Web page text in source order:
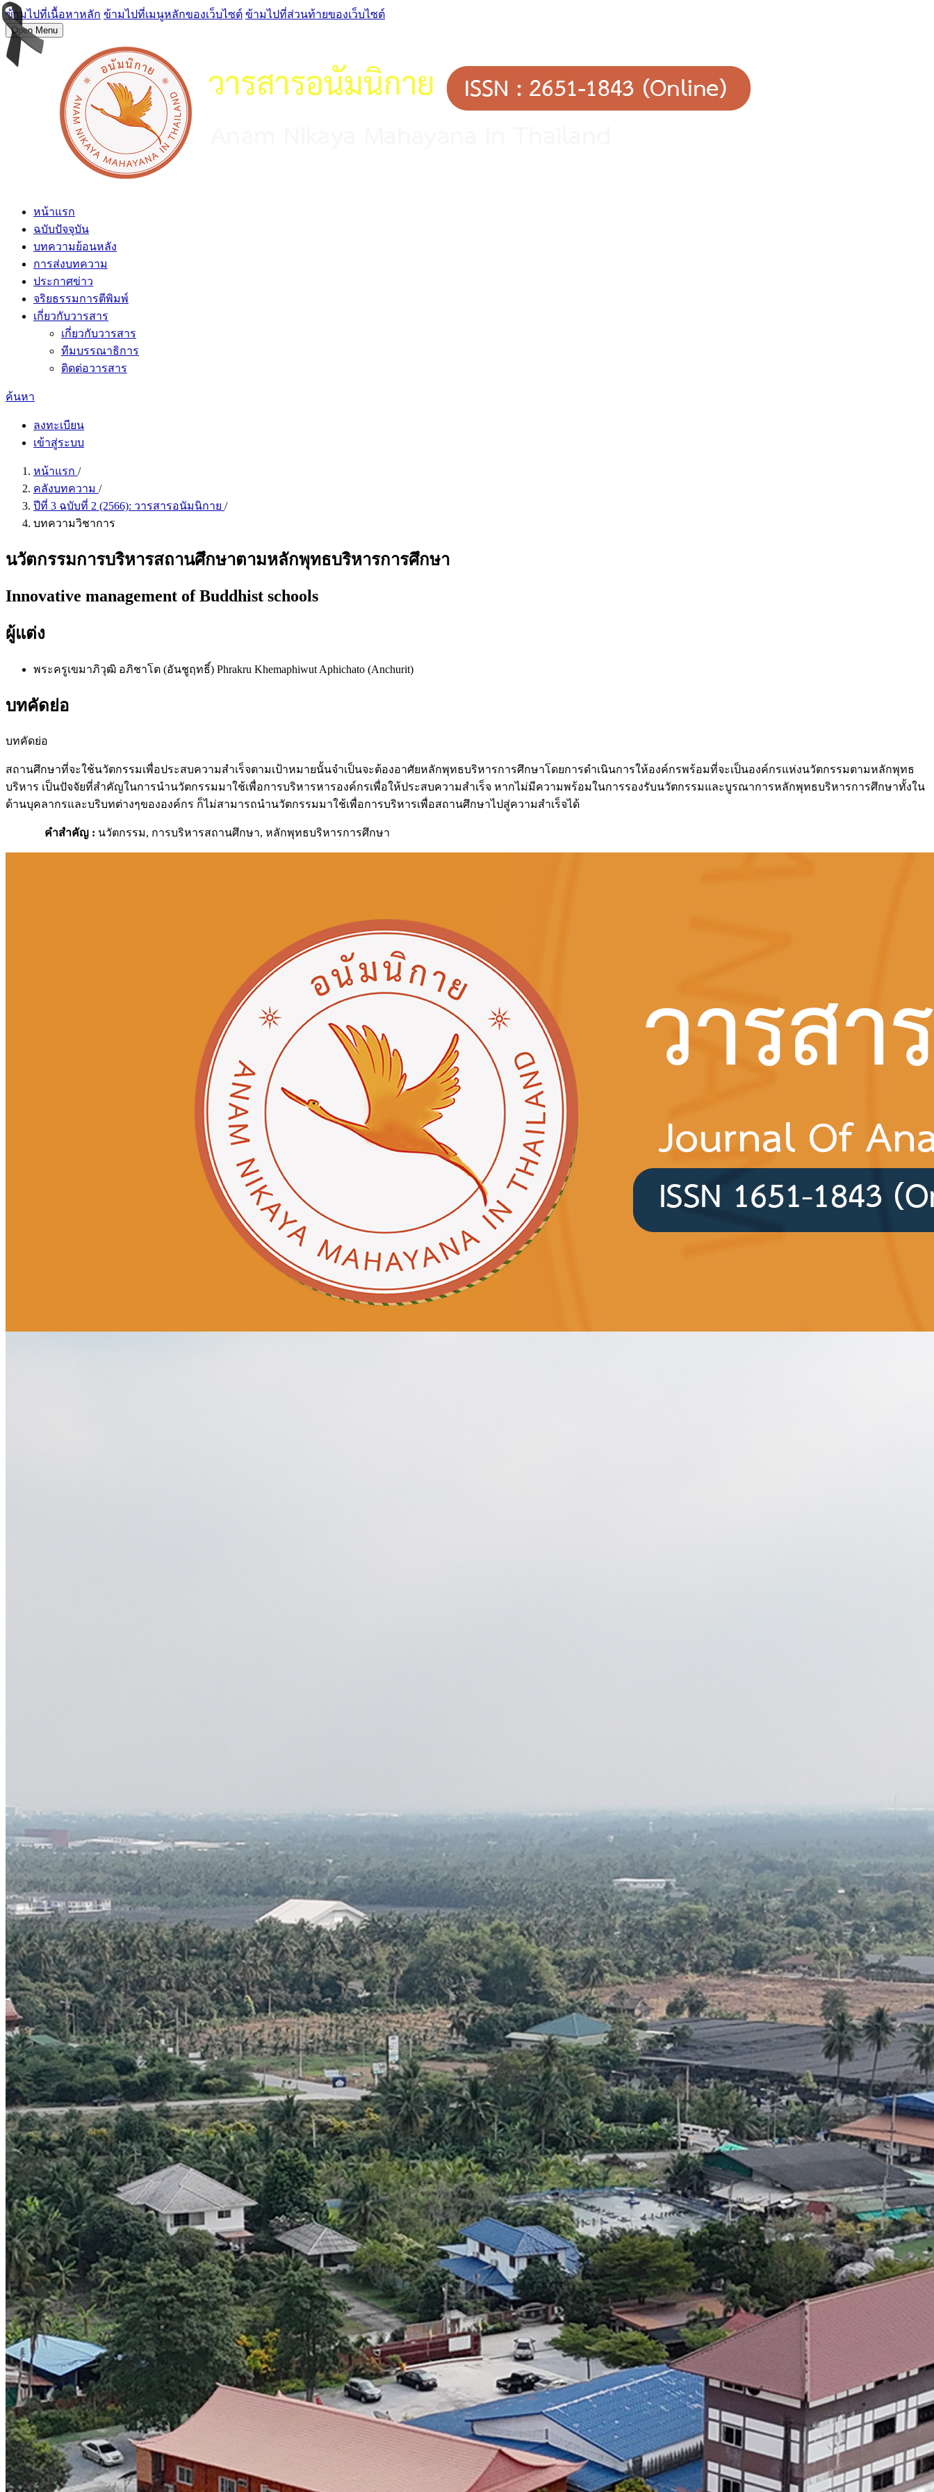
ข้ามไปที่เนื้อหาหลัก ข้ามไปที่เมนูหลักของเว็บไซต์ ข้ามไปที่ส่วนท้ายของเว็บไซต์
Open Menu
หน้าแรก
ฉบับปัจจุบัน
บทความย้อนหลัง
การส่งบทความ
ประกาศข่าว
จริยธรรมการตีพิมพ์
เกี่ยวกับวารสาร
เกี่ยวกับวารสาร
ทีมบรรณาธิการ
ติดต่อวารสาร
ค้นหา
ลงทะเบียน
เข้าสู่ระบบ
หน้าแรก /
คลังบทความ /
ปีที่ 3 ฉบับที่ 2 (2566): วารสารอนัมนิกาย /
บทความวิชาการ
นวัตกรรมการบริหารสถานศึกษาตามหลักพุทธบริหารการศึกษา
Innovative management of Buddhist schools
ผู้แต่ง
พระครูเขมาภิวุฒิ อภิชาโต (อันชูฤทธิ์) Phrakru Khemaphiwut Aphichato (Anchurit)
บทคัดย่อ
บทคัดย่อ
สถานศึกษาที่จะใช้นวัตกรรมเพื่อประสบความสำเร็จตามเป้าหมายนั้นจำเป็นจะต้องอาศัยหลักพุทธบริหารการศึกษาโดยการดำเนินการให้องค์กรพร้อมที่จะเป็นองค์กรแห่งนวัตกรรมตามหลักพุทธ
บริหาร เป็นปัจจัยที่สำคัญในการนำนวัตกรรมมาใช้เพื่อการบริหารหารองค์กรเพื่อให้ประสบความสำเร็จ หากไม่มีความพร้อมในการรองรับนวัตกรรมและบูรณาการหลักพุทธบริหารการศึกษาทั้งใน
ด้านบุคลากรและบริบทต่างๆขององค์กร ก็ไม่สามารถนำนวัตกรรมมาใช้เพื่อการบริหารเพื่อสถานศึกษาไปสู่ความสำเร็จได้
คำสำคัญ : นวัตกรรม, การบริหารสถานศึกษา, หลักพุทธบริหารการศึกษา